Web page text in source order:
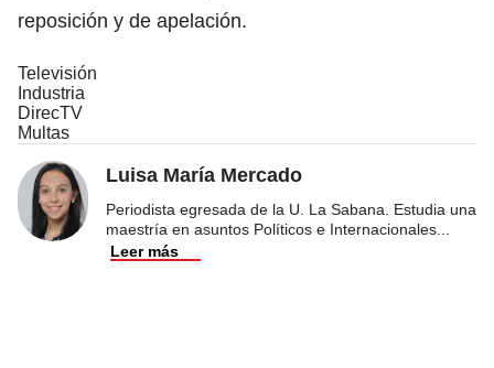
reposición y de apelación.
Televisión
Industria
DirecTV
Multas
Luisa María Mercado
Periodista egresada de la U. La Sabana. Estudia una
maestría en asuntos Políticos e Internacionales
Leer más